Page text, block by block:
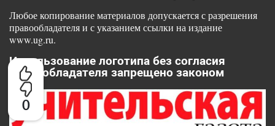
0
Любое копирование материалов допускается с разрешения
правообладателя и с указанием ссылки на издание
www.ug.ru.
Использование логотипа без согласия
правообладателя запрещено законом